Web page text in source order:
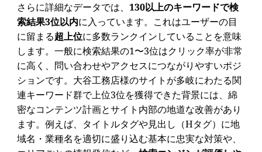
さらに詳細なデータでは、 130以上のキーワードで検
索結果3位以内に入っています。これはユーザーの目
に留まる超上位に多数ランクインしていることを意味
します。一般に検索結果の1〜3位はクリック率が非常
に高く、問い合わせやアクセスにつながりやすいポジ
ションです。大谷工務店様のサイトが多岐にわたる関
連キーワード群で上位3位を獲得できた背景には、綿
密なコンテンツ計画とサイト内部の地道な改善があり
ます。例えば、タイトルタグや見出し（Hタグ）に地
域名・業種名を適切に盛り込む基本に忠実な対策や、